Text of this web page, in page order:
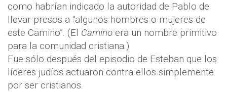
como habrían indicado la autoridad de Pablo de
llevar presos a “algunos hombres o mujeres de
este Camino”. (El Camino era un nombre primitivo
para la comunidad cristiana.)
Fue sólo después del episodio de Esteban que los
líderes judíos actuaron contra ellos simplemente
por ser cristianos.